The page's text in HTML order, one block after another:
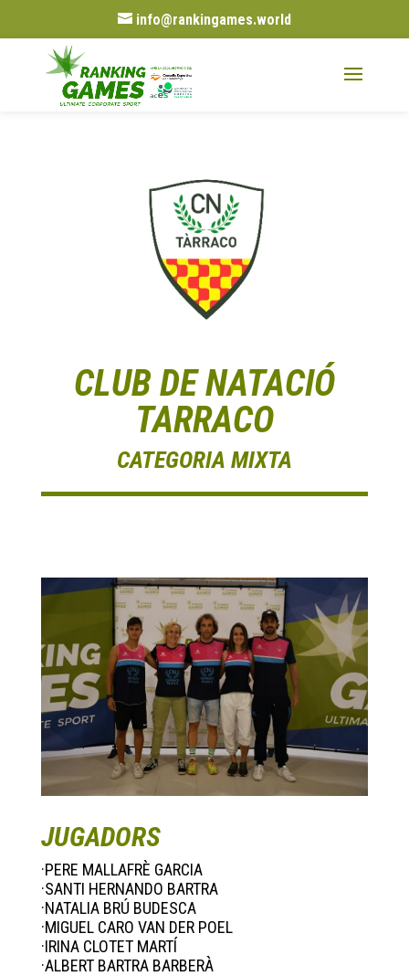
info@rankingames.world
CLUB DE NATACIÓ
TARRACO
CATEGORIA MIXTA
JUGADORS
·PERE MALLAFRÈ GARCIA
·SANTI HERNANDO BARTRA
·NATALIA BRÚ BUDESCA
·MIGUEL CARO VAN DER POEL
·IRINA CLOTET MARTÍ
·ALBERT BARTRA BARBERÀ